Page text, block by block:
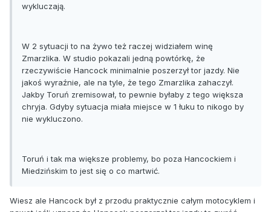
wykluczają.
W 2 sytuacji to na żywo też raczej widziałem winę
Zmarzlika. W studio pokazali jedną powtórkę, że
rzeczywiście Hancock minimalnie poszerzył tor jazdy. Nie
jakoś wyraźnie, ale na tyle, że tego Zmarzlika zahaczył.
Jakby Toruń zremisował, to pewnie byłaby z tego większa
chryja. Gdyby sytuacja miała miejsce w 1 łuku to nikogo by
nie wykluczono.
Toruń i tak ma większe problemy, bo poza Hancockiem i
Miedzińskim to jest się o co martwić.
Wiesz ale Hancock był z przodu praktycznie całym motocyklem i